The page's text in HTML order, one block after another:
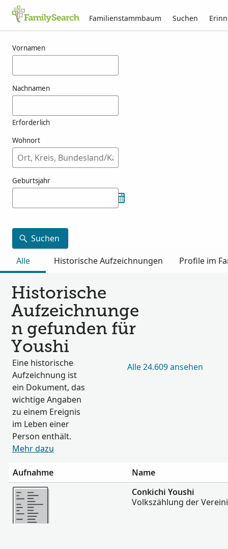
Familienstammbaum Suchen
Vornamen
Nachnamen
Erforderlich
Wohnort
Geburtsjahr
Suchen
Alle
Historische Aufzeichnungen Profile im
Historische
Aufzeichnunge
n gefunden für
Youshi
Eine historische
Aufzeichnung ist
ein Dokument, das
wichtige Angaben
zu einem Ereignis
im Leben einer
Person enthält.
Mehr dazu
Alle 24.609 ansehen
Aufnahme
Name
Mehr
Conkichi Youshi
Volkszählung der